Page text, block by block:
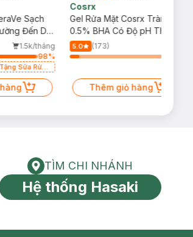
Sạch
Đến Da
1.5k/tháng
98%
Sữa Rửa
có hạn)
Cosrx
Gel Rửa Mặt Cosrx Tràm Trà,
0.5% BHA Có Độ pH Thấp
150ml
5.0
(173)
Thêm giỏ hàng
Tìm chi nhánh
TÌM CHI NHÁNH
Hệ thống Hasaki